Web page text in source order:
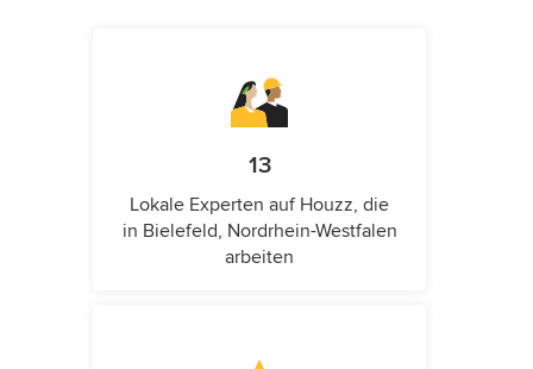
13
Lokale Experten auf Houzz, die
in Bielefeld, Nordrhein-Westfalen
arbeiten